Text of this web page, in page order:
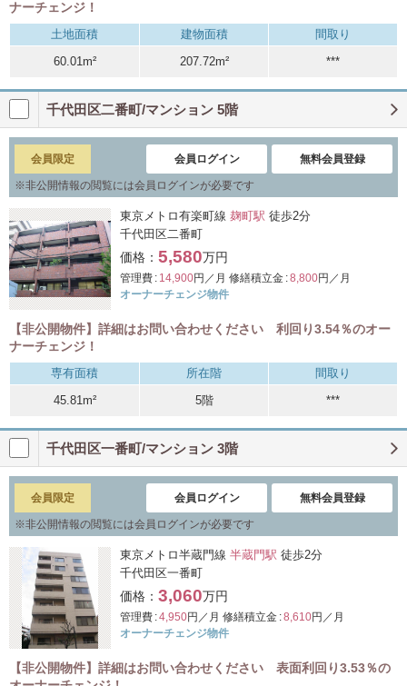
ナーチェンジ！
土地面積 建物面積
間取り
60.01m²
207.72m² ***
千代田区二番町/マンション 5階
会員限定 会員ログイン 無料会員登録
※非公開情報の閲覧には会員ログインが必要です
東京メトロ有楽町線 麹町駅 徒歩2分
千代田区二番町
価格： 5,580万円
管理費 : 14,900円／月 修繕積立金 :8,800円／月
オーナーチェンジ物件
【非公開物件】詳細はお問い合わせください 利回り3.54％のオー
ナーチェンジ！
専有面積 所在階
間取り
45.81m²
5階 ***
千代田区一番町/マンション 3階
会員限定 会員ログイン 無料会員登録
※非公開情報の閲覧には会員ログインが必要です
東京メトロ半蔵門線 半蔵門駅 徒歩2分
千代田区一番町
価格： 3,060万円
管理費 :4,950円／月 修繕積立金 :8,610円／月
オーナーチェンジ物件
【非公開物件】詳細はお問い合わせください 表面利回り3.53％の